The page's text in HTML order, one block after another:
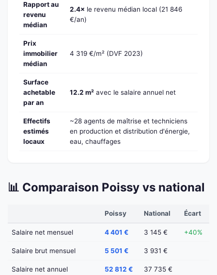
Rapport au
revenu
médian
2.4× le revenu médian local (21 846
€/an)
Prix
immobilier
médian
4 319 €/m² (DVF 2023)
Surface
achetable
par an
12.2 m² avec le salaire annuel net
Effectifs
estimés
locaux
~28 agents de maîtrise et techniciens
en production et distribution d'énergie,
eau, chauffages
📊 Comparaison Poissy vs national
Poissy National Écart
Salaire net mensuel 4 401 € 3 145 € +40%
Salaire brut mensuel 5 501 € 3 931 €
Salaire net annuel 52 812 € 37 735 €